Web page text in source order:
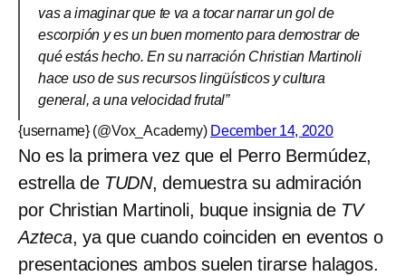
vas a imaginar que te va a tocar narrar un gol de
escorpión y es un buen momento para demostrar de
qué estás hecho. En su narración Christian Martinoli
hace uso de sus recursos lingüísticos y cultura
general, a una velocidad frutal”
{username} (@Vox_Academy) December 14, 2020
No es la primera vez que el Perro Bermúdez,
estrella de TUDN, demuestra su admiración
por Christian Martinoli, buque insignia de TV
Azteca, ya que cuando coinciden en eventos o
presentaciones ambos suelen tirarse halagos.